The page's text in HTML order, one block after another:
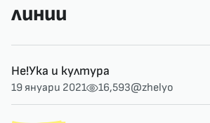
линии
Не!Ука и култура
19 януари 2021 16,593@zhelyo